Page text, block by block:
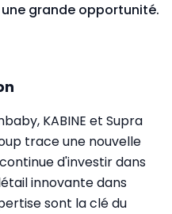
grande opportunité.
KABINE et Supra
trace une nouvelle
d'investir dans
innovante dans
sont la clé du